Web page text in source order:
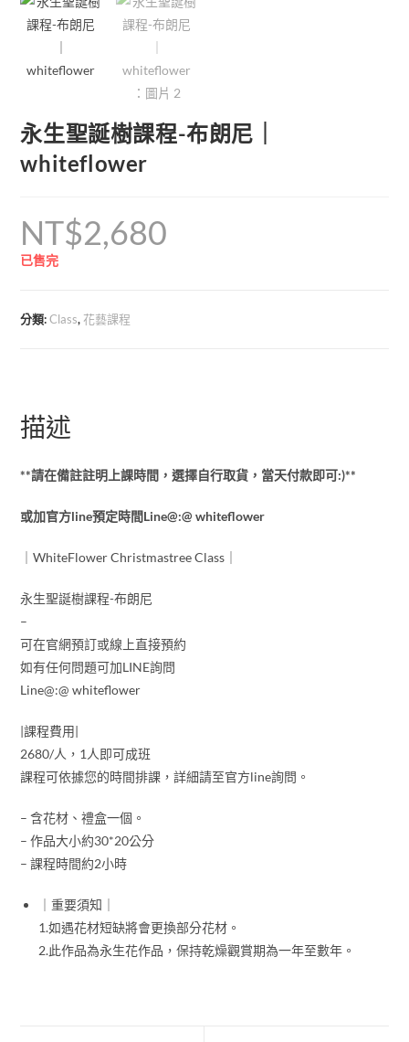
永生聖誕樹課程-布朗尼｜
whiteflower
NT$2,680
已售完
分類:Class, 花藝課程
描述
**請在備註註明上課時間，選擇自行取貨，當天付款即可:)**
或加官方line預定時間Line@:@ whiteflower
｜WhiteFlower Christmastree Class｜
永生聖誕樹課程-布朗尼
–
可在官網預訂或線上直接預約
如有任何問題可加LINE詢問
Line@:@ whiteflower
|課程費用|
2680/人，1人即可成班
課程可依據您的時間排課，詳細請至官方line詢問。
– 含花材、禮盒一個。
– 作品大小約30*20公分
– 課程時間約2小時
｜重要須知｜
1.如遇花材短缺將會更換部分花材。
2.此作品為永生花作品，保持乾燥觀賞期為一年至數年。